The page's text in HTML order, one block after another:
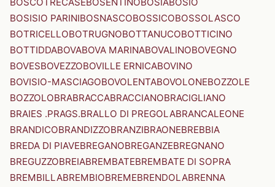
BOSISIO PARINIBOSNASCOBOSSICOBOSSOLASCO
BOTRICELLOBOTRUGNOBOTTANUCOBOTTICINO
BOTTIDDABOVABOVA MARINABOVALINOBOVEGNO
BOVESBOVEZZOBOVILLE ERNICABOVINO
BOVISIO-MASCIAGOBOVOLENTABOVOLONEBOZZOLE
BOZZOLOBRABRACCABRACCIANOBRACIGLIANO
BRAIES .PRAGS.BRALLO DI PREGOLABRANCALEONE
BRANDICOBRANDIZZOBRANZIBRAONEBREBBIA
BREDA DI PIAVEBREGANOBREGANZEBREGNANO
BREGUZZOBREIABREMBATEBREMBATE DI SOPRA
BREMBILLABREMBIOBREMEBRENDOLABRENNA